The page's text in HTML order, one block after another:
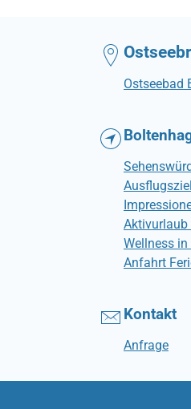
Ostseebad
Aktivurlaub
Wellness
Anfahrt
Kontakt
Anfrage